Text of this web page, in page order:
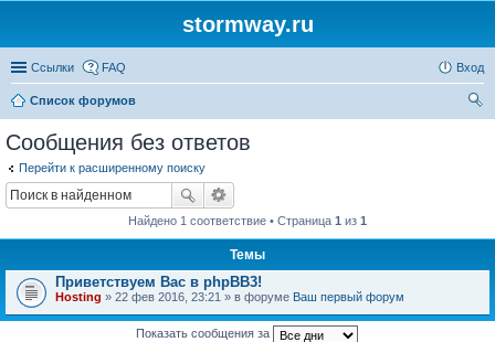
stormway.ru
Ссылки FAQ Вход
Список форумов
Сообщения без ответов
Перейти к расширенному поиску
Найдено 1 соответствие • Страница 1 из 1
Темы
Приветствуем Вас в phpBB3!
Hosting » 22 фев 2016, 23:21 » в форуме Ваш первый форум
Показать сообщения за